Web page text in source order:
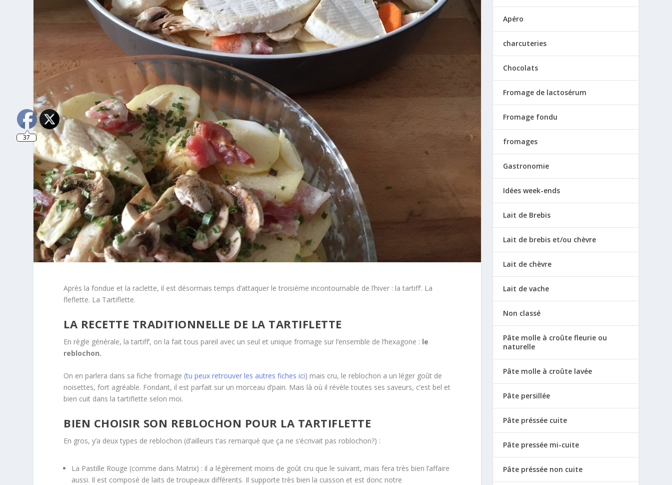
Après la fondue et la raclette, il est désormais temps d’attaquer le troisième incontournable de l’hiver : la tartiff’. La
fleflette. La Tartiflette.
LA RECETTE TRADITIONNELLE DE LA TARTIFLETTE
En règle générale, la tartiff’, on la fait tous pareil avec un seul et unique fromage sur l’ensemble de l’hexagone : le
reblochon.
On en parlera dans sa fiche fromage (tu peux retrouver les autres fiches ici) mais cru, le reblochon a un léger goût de
noisettes, fort agréable. Fondant, il est parfait sur un morceau d’pain. Mais là où il révèle toutes ses saveurs, c’est bel et
bien cuit dans la tartiflette selon moi.
BIEN CHOISIR SON REBLOCHON POUR LA TARTIFLETTE
En gros, y’a deux types de reblochon (d’ailleurs t’as remarqué que ça ne s’écrivait pas roblochon?) :
La Pastille Rouge (comme dans Matrix) : il a légèrement moins de goût cru que le suivant, mais fera très bien l’affaire
aussi. Il est composé de laits de troupeaux différents. Il supporte très bien la cuisson et est donc notre
Apéro
charcuteries
Chocolats
Fromage de lactosérum
Fromage fondu
fromages
Gastronomie
Idées week-ends
Lait de Brebis
Lait de brebis et/ou chèvre
Lait de chèvre
Lait de vache
Non classé
Pâte molle à croûte fleurie ou
naturelle
Pâte molle à croûte lavée
Pâte persillée
Pâte préssée cuite
Pâte pressée mi-cuite
Pâte préssée non cuite
37